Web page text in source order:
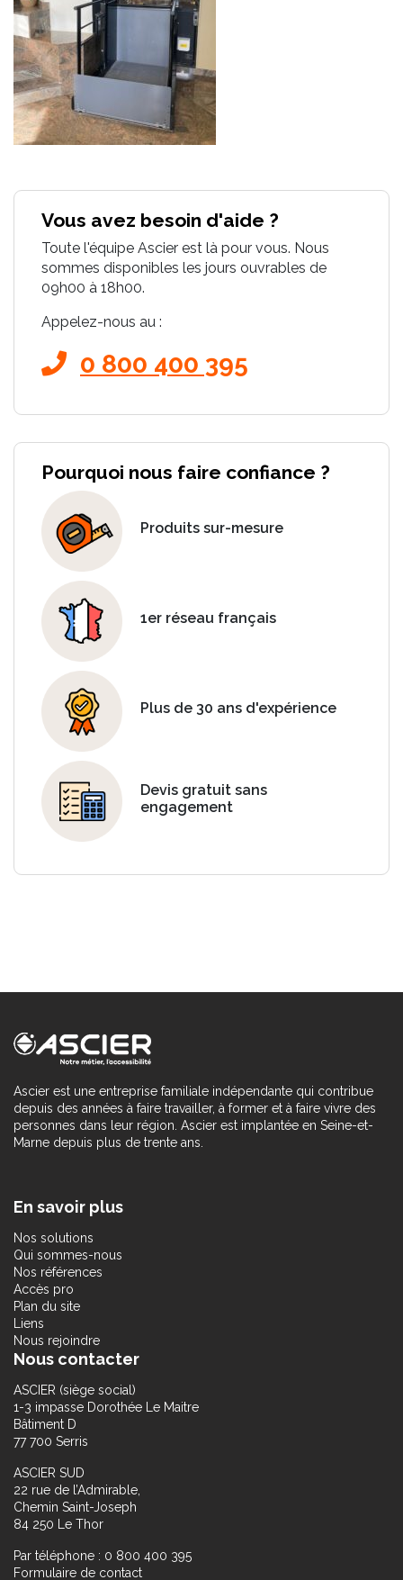
Vous avez besoin d'aide ?
Toute l'équipe Ascier est là pour vous. Nous
sommes disponibles les jours ouvrables de
09h00 à 18h00.
Appelez-nous au :
0 800 400 395
Pourquoi nous faire confiance ?
Produits sur-mesure
1er réseau français
Plus de 30 ans d'expérience
Devis gratuit sans
engagement
Ascier est une entreprise familiale indépendante qui contribue
depuis des années à faire travailler, à former et à faire vivre des
personnes dans leur région. Ascier est implantée en Seine-et-
Marne depuis plus de trente ans.
En savoir plus
Nos solutions
Qui sommes-nous
Nos références
Accès pro
Plan du site
Liens
Nous rejoindre
Nous contacter
ASCIER (siège social)
1-3 impasse Dorothée Le Maitre
Bâtiment D
77 700 Serris
ASCIER SUD
22 rue de l’Admirable,
Chemin Saint-Joseph
84 250 Le Thor
Par téléphone : 0 800 400 395
Formulaire de contact